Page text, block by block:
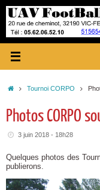
contenu
AccueilTournoi CORPO
Photos CORPO
3 juin 2018 - 18h28
Quelques photos des
publierons.